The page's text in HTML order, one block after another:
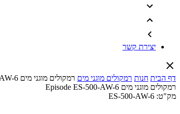
יצירת קשר
דף הבית חנות רמקולים מוגני מים רמקולים מוגני מים Episode ES-500-AW-6
רמקולים מוגני מים Episode ES-500-AW-6
מק"ט: ES-500-AW-6